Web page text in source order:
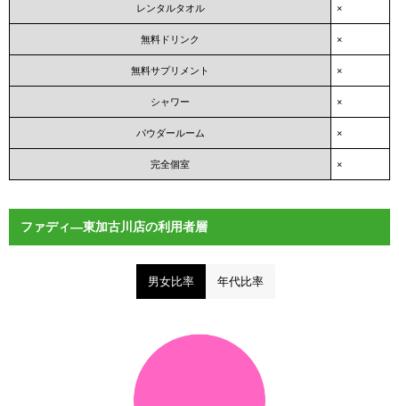
レンタルタオル ×
無料ドリンク ×
無料サプリメント ×
シャワー ×
パウダールーム ×
完全個室 ×
ファディ―東加古川店の利用者層
男女比率 年代比率